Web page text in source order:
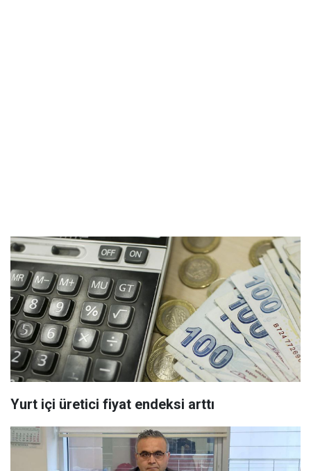
Yurt içi üretici fiyat endeksi arttı